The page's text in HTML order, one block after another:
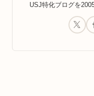
USJ特化ブログを